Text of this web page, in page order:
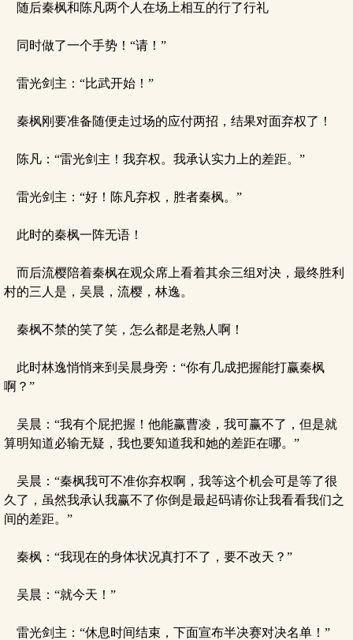
随后秦枫和陈凡两个人在场上相互的行了行礼
同时做了一个手势！“请！”
雷光剑主：“比武开始！”
秦枫刚要准备随便走过场的应付两招，结果对面弃权了！
陈凡：“雷光剑主！我弃权。我承认实力上的差距。”
雷光剑主：“好！陈凡弃权，胜者秦枫。”
此时的秦枫一阵无语！
而后流樱陪着秦枫在观众席上看着其余三组对决，最终胜利
村的三人是，吴晨，流樱，林逸。
秦枫不禁的笑了笑，怎么都是老熟人啊！
此时林逸悄悄来到吴晨身旁：“你有几成把握能打赢秦枫
啊？”
吴晨：“我有个屁把握！他能赢曹凌，我可赢不了，但是就
算明知道必输无疑，我也要知道我和她的差距在哪。”
吴晨：“秦枫我可不准你弃权啊，我等这个机会可是等了很
久了，虽然我承认我赢不了你倒是最起码请你让我看看我们之
间的差距。”
秦枫：“我现在的身体状况真打不了，要不改天？”
吴晨：“就今天！”
雷光剑主：“休息时间结束，下面宣布半决赛对决名单！”